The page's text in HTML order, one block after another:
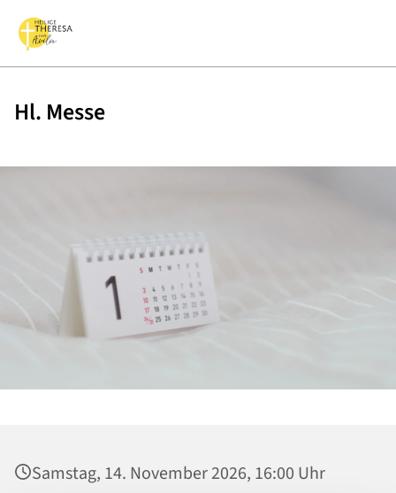
Hl. Messe
Samstag, 14. November 2026, 16:00 Uhr